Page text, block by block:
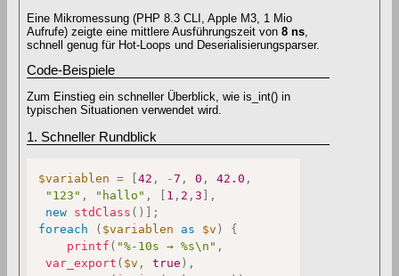
Eine Mikromessung (PHP 8.3 CLI, Apple M3, 1 Mio
Aufrufe) zeigte eine mittlere Ausführungszeit von 8 ns
schnell genug für Hot-Loops und Deserialisierungsparser.
Code-Beispiele
Zum Einstieg ein schneller Überblick, wie is_int() in
typischen Situationen verwendet wird.
1. Schneller Rundblick
$variablen = [42 , -7 , 0 , 42.0 ,
"123" , "hallo" , 1 , 2 ,3
,
new stdClass ( )
;
foreach
( $variablen as $v )
{
printf ( "%-10s → %s\n" ,
var_export ( $v , true ) ,